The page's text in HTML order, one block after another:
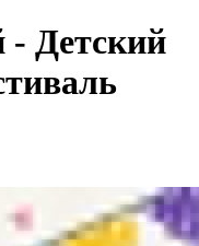
- Детский